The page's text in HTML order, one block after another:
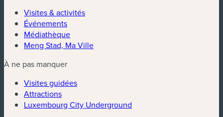
Visites & activités
Événements
Médiathèque
Meng Stad, Ma Ville
À ne pas manquer
Visites guidées
Attractions
Luxembourg City Underground